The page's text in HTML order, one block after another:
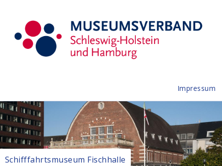
Impressum
Schifffahrtsmuseum Fischhalle